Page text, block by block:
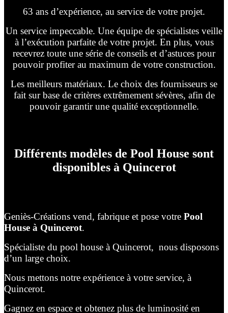
63 ans d’expérience, au service de votre projet.
Un service impeccable. Une équipe de spécialistes veille
à l’exécution parfaite de votre projet. En plus, vous
recevrez toute une série de conseils et d’astuces pour
pouvoir profiter au maximum de votre construction.
Les meilleurs matériaux. Le choix des fournisseurs se
fait sur base de critères extrêmement sévères, afin de
pouvoir garantir une qualité exceptionnelle.
Différents modèles de Pool House sont
disponibles à Quincerot
Geniès-Créations vend, fabrique et pose votre Pool
House à Quincerot.
Spécialiste du pool house à Quincerot, nous disposons
d’un large choix.
Nous mettons notre expérience à votre service, à
Quincerot.
Gagnez en espace et obtenez plus de luminosité en